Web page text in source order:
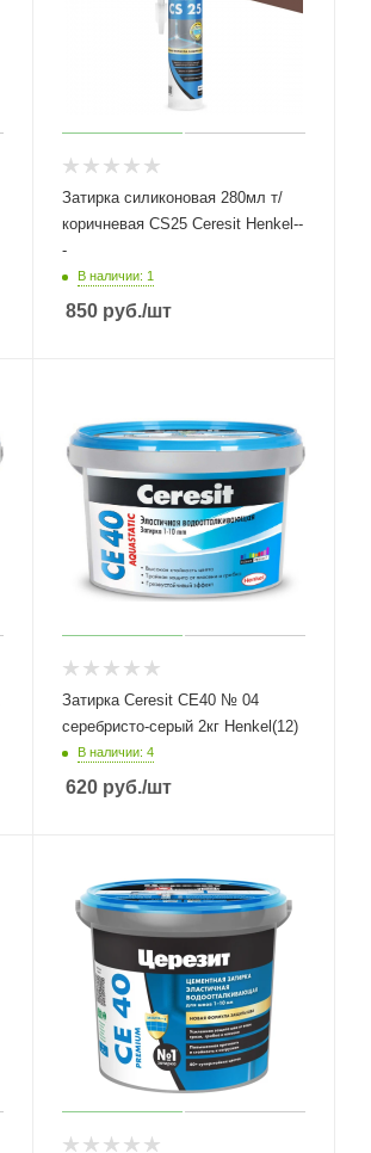
Затирка силиконовая 280мл т/
коричневая СS25 Ceresit Henkel--
-
В наличии: 1
850 руб./шт
Затирка Ceresit СЕ40 № 04
серебристо-серый 2кг Henkel(12)
В наличии: 4
620 руб./шт